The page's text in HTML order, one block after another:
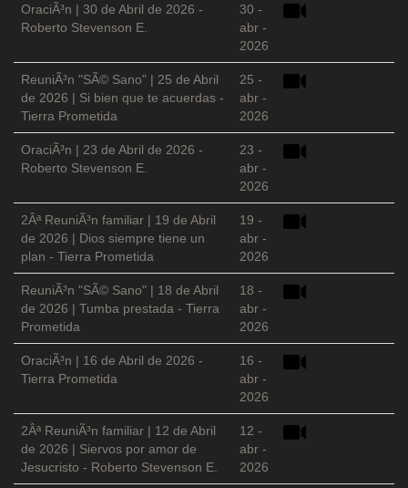
OraciÃ³n | 30 de Abril de 2026 -
Roberto Stevenson E.
30 -
abr -
2026
ReuniÃ³n "SÃ© Sano" | 25 de Abril
de 2026 | Si bien que te acuerdas -
Tierra Prometida
25 -
abr -
2026
OraciÃ³n | 23 de Abril de 2026 -
Roberto Stevenson E.
23 -
abr -
2026
2Âª ReuniÃ³n familiar | 19 de Abril
de 2026 | Dios siempre tiene un
plan - Tierra Prometida
19 -
abr -
2026
ReuniÃ³n "SÃ© Sano" | 18 de Abril
de 2026 | Tumba prestada - Tierra
Prometida
18 -
abr -
2026
OraciÃ³n | 16 de Abril de 2026 -
Tierra Prometida
16 -
abr -
2026
2Âª ReuniÃ³n familiar | 12 de Abril
de 2026 | Siervos por amor de
Jesucristo - Roberto Stevenson E.
12 -
abr -
2026